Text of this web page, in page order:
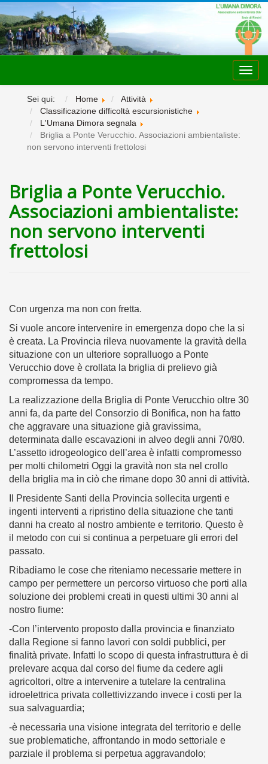
Sei qui:
Home
Attività
Classificazione difficoltà escursionistiche
L'Umana Dimora segnala
Briglia a Ponte Verucchio. Associazioni ambientaliste:
non servono interventi frettolosi
Briglia a Ponte Verucchio.
Associazioni ambientaliste:
non servono interventi
frettolosi
Con urgenza ma non con fretta.
Si vuole ancore intervenire in emergenza dopo che la si
è creata. La Provincia rileva nuovamente la gravità della
situazione con un ulteriore sopralluogo a Ponte
Verucchio dove è crollata la briglia di prelievo già
compromessa da tempo.
La realizzazione della Briglia di Ponte Verucchio oltre 30
anni fa, da parte del Consorzio di Bonifica, non ha fatto
che aggravare una situazione già gravissima,
determinata dalle escavazioni in alveo degli anni 70/80.
L’assetto idrogeologico dell’area è infatti compromesso
per molti chilometri Oggi la gravità non sta nel crollo
della briglia ma in ciò che rimane dopo 30 anni di attività.
Il Presidente Santi della Provincia sollecita urgenti e
ingenti interventi a ripristino della situazione che tanti
danni ha creato al nostro ambiente e territorio. Questo è
il metodo con cui si continua a perpetuare gli errori del
passato.
Ribadiamo le cose che riteniamo necessarie mettere in
campo per permettere un percorso virtuoso che porti alla
soluzione dei problemi creati in questi ultimi 30 anni al
nostro fiume:
-Con l’intervento proposto dalla provincia e finanziato
dalla Regione si fanno lavori con soldi pubblici, per
finalità private. Infatti lo scopo di questa infrastruttura è di
prelevare acqua dal corso del fiume da cedere agli
agricoltori, oltre a intervenire a tutelare la centralina
idroelettrica privata collettivizzando invece i costi per la
sua salvaguardia;
-è necessaria una visione integrata del territorio e delle
sue problematiche, affrontando in modo settoriale e
parziale il problema si perpetua aggravandolo;